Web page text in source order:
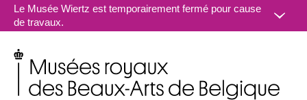
Aller au contenu
Le Musée Wiertz est temporairement fermé pour cause
de travaux.